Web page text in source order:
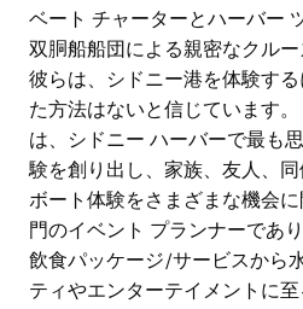
ベート チャーターとハーバー
双胴船船団による親密なクルー
彼らは、シドニー港を体験す
た方法はないと信じています
は、シドニー ハーバーで最も
験を創り出し、家族、友人、
ボート体験をさまざまな機会
門のイベント プランナーであ
飲食パッケージ/サービスから
ティやエンターテイメントに